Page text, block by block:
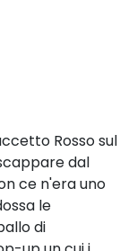
Rosso sul
dal
ce n'era uno
le
di